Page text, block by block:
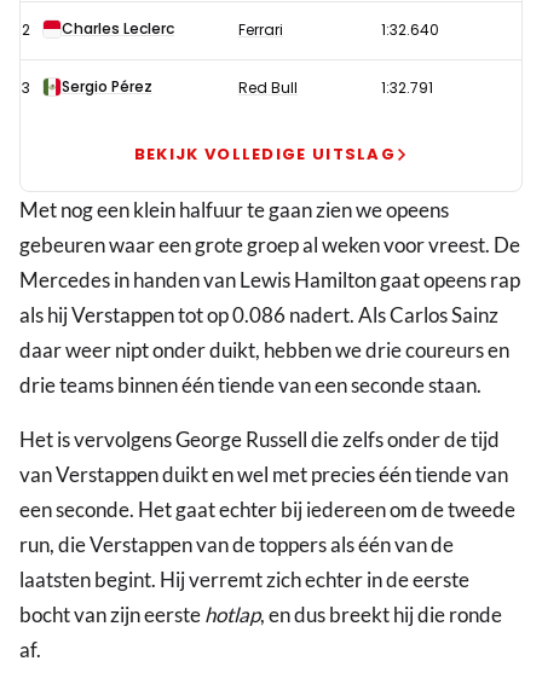
Mercedes
Ferrari
derde
training
Bahrein
2 Charles Leclerc Ferrari 1:32.640
3 Sergio Pérez Red Bull 1:32.791
BEKIJK VOLLEDIGE UITSLAG
Met nog een klein halfuur te gaan zien we opeens
gebeuren waar een grote groep al weken voor vreest. De
Mercedes in handen van Lewis Hamilton gaat opeens rap
als hij Verstappen tot op 0.086 nadert. Als Carlos Sainz
daar weer nipt onder duikt, hebben we drie coureurs en
drie teams binnen één tiende van een seconde staan.
Het is vervolgens George Russell die zelfs onder de tijd
van Verstappen duikt en wel met precies één tiende van
een seconde. Het gaat echter bij iedereen om de tweede
run, die Verstappen van de toppers als één van de
laatsten begint. Hij verremt zich echter in de eerste
bocht van zijn eerstehotlap, en dus breekt hij die ronde
af.